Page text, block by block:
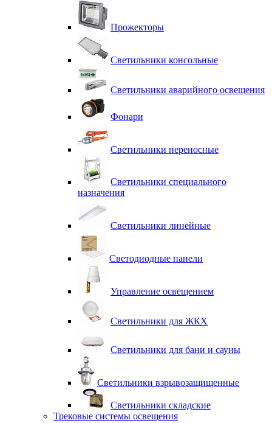
Прожекторы
Светильники консольные
Светильники аварийного освещения
Фонари
Светильники переносные
Светильники специального
назначения
Светильники линейные
Светодиодные панели
Управление освещением
Светильники для ЖКХ
Светильники для бани и сауны
Светильники взрывозащищенные
Светильники складские
Трековые системы освещения